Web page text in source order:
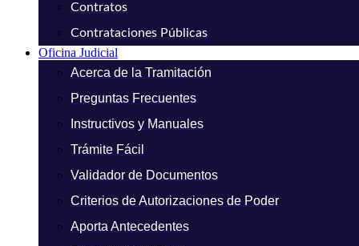
Contratos
Contrataciones Públicas
Oficina Judicial
Acerca de la Tramitación
Preguntas Frecuentes
Instructivos y Manuales
Trámite Fácil
Validador de Documentos
Criterios de Autorizaciones de Poder
Aporta Antecedentes